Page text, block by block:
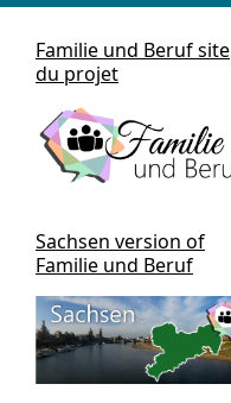
Familie und Beruf site
du projet
Sachsen version of
Familie und Beruf